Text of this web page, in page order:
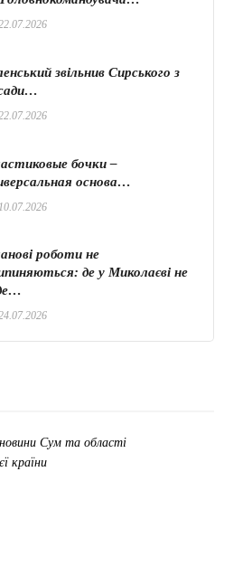
звільнив Сирського з
22.07.2026
бочки –
основа…
10.07.2026
роботи не
де у Миколаєві не
Сум та області
країни